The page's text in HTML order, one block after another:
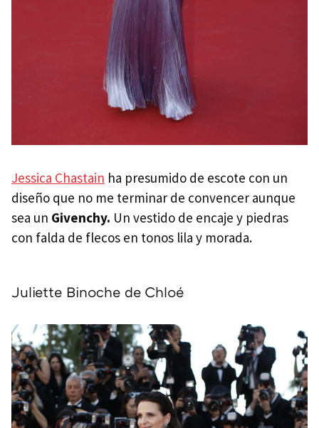
Jessica Chastain ha presumido de escote con un
diseño que no me terminar de convencer aunque
sea un Givenchy. Un vestido de encaje y piedras
con falda de flecos en tonos lila y morada.
Juliette Binoche de Chloé